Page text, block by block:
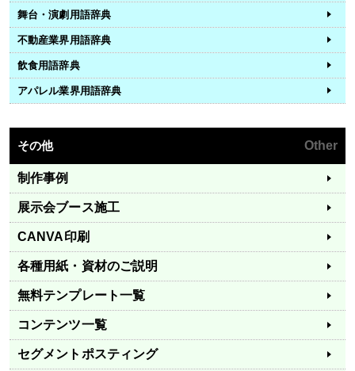
舞台・演劇用語辞典
不動産業界用語辞典
飲食用語辞典
アパレル業界用語辞典
その他 Other
制作事例
展示会ブース施工
CANVA印刷
各種用紙・資材のご説明
無料テンプレート一覧
コンテンツ一覧
セグメントポスティング